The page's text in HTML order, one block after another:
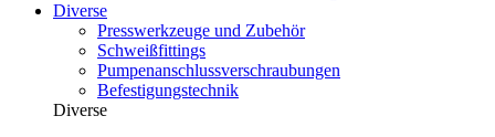
Diverse
Presswerkzeuge und Zubehör
Schweißfittings
Pumpenanschlussverschraubungen
Befestigungstechnik
Diverse